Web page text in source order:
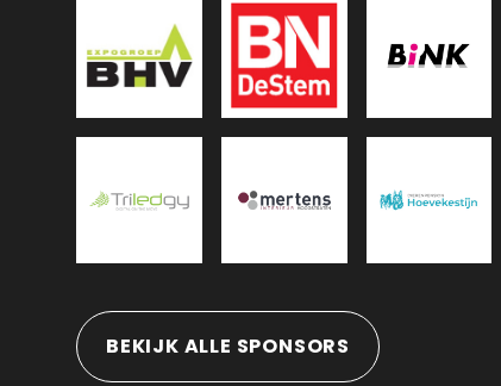
BEKIJK ALLE SPONSORS